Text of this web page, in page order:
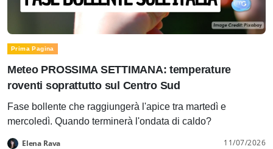
Prima Pagina
Meteo PROSSIMA SETTIMANA: temperature
roventi soprattutto sul Centro Sud
Fase bollente che raggiungerà l'apice tra martedì e
mercoledì. Quando terminerà l'ondata di caldo?
Elena Rava 11/07/2026